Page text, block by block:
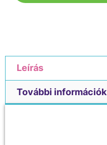
Leírás
További információk